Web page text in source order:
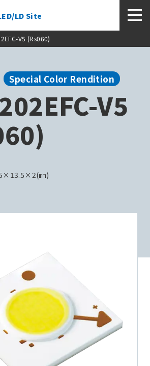
LD Site
V5 (Rs060)
Special Color Rendition
V5
㎜)